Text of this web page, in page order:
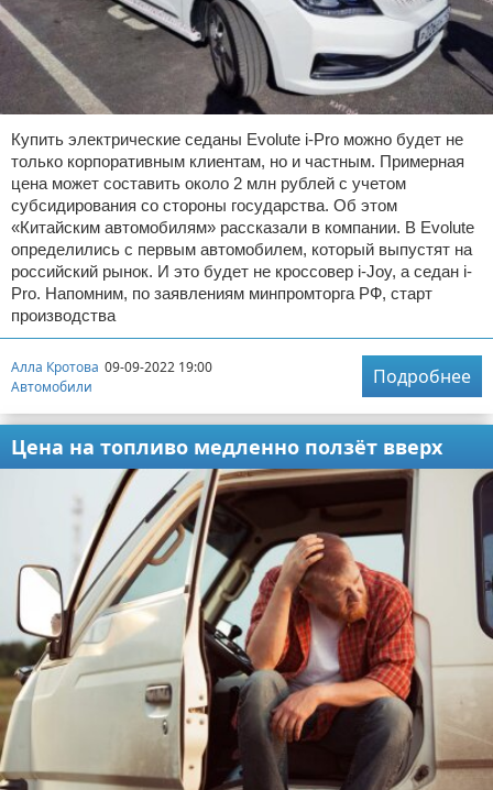
Купить электрические седаны Evolute i-Pro можно будет не
только корпоративным клиентам, но и частным. Примерная
цена может составить около 2 млн рублей с учетом
субсидирования со стороны государства. Об этом
«Китайским автомобилям» рассказали в компании. В Evolute
определились с первым автомобилем, который выпустят на
российский рынок. И это будет не кроссовер i-Joy, а седан i-
Pro. Напомним, по заявлениям минпромторга РФ, старт
производства
Алла Кротова 09-09-2022 19:00
Автомобили
Подробнее
Цена на топливо медленно ползёт вверх